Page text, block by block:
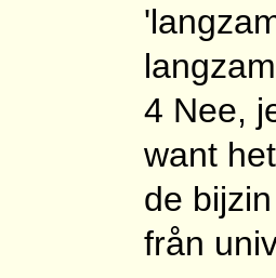
4 Nee,
want
de
från